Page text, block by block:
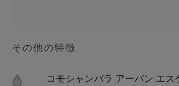
その他の特徴
コモシャンバラ アーバン エス